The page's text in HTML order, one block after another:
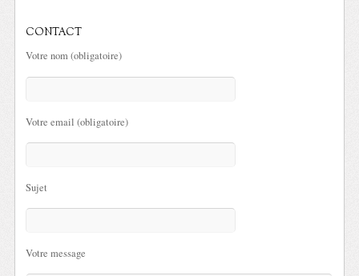
CONTACT
Votre nom (obligatoire)
Votre email (obligatoire)
Sujet
Votre message